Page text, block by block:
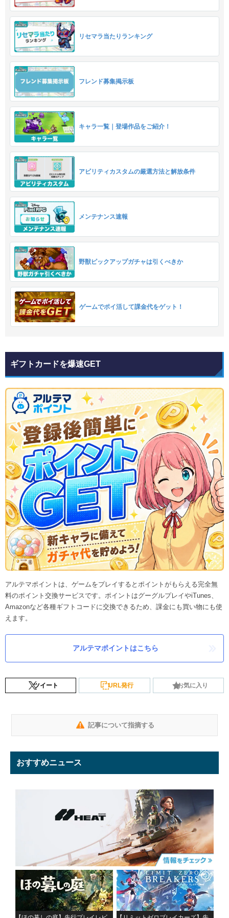
リセマラ当たりランキング
フレンド募集掲示板
キャラ一覧｜登場作品をご紹介！
アビリティカスタムの厳選方法と解放条件
メンテナンス速報
野獣ピックアップガチャは引くべきか
ゲームでポイ活して課金代をゲット！
ギフトカードを爆速GET
アルテマポイントは、ゲームをプレイするとポイントがもらえる完全無
料のポイント交換サービスです。ポイントはグーグルプレイやiTunes、
Amazonなど各種ギフトコードに交換できるため、課金にも買い物にも使
えます。
アルテマポイントはこちら
ツイート URL発行 お気に入り
記事について指摘する
おすすめニュース